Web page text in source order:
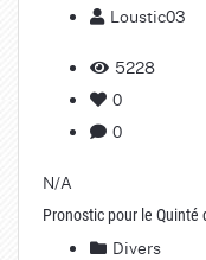
Loustic03
5228
0
0
N/A
Pronostic pour le
Divers